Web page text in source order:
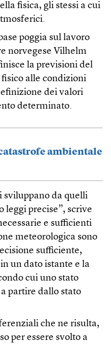
fisica, gli stessi a cui
poggia sul lavoro
norvegese Vilhelm
la previsioni del
alle condizioni
dei valori
determinato.
ambientale
sviluppano da quelli
leggi precise”, scrive
e sufficienti
meteorologica sono
sufficiente,
un dato istante e la
cui uno stato
partire dallo stato
che ne risulta,
per essere svolto a